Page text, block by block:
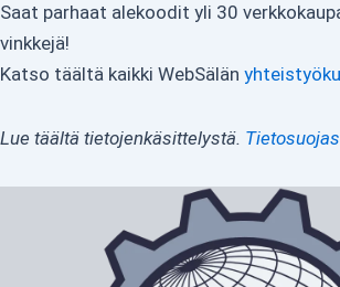
Saat parhaat alekoodit yli 30
vinkkejä!
Katso täältä kaikki WebSälän
Lue täältä tietojenkäsittelystä.